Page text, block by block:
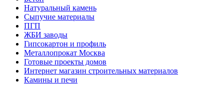
Натуральный камень
Сыпучие материалы
ПГП
ЖБИ заводы
Гипсокартон и профиль
Металлопрокат Москва
Готовые проекты домов
Интернет магазин строительных материалов
Камины и печи